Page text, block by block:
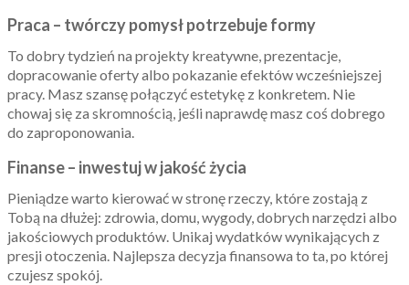
Praca – twórczy pomysł potrzebuje formy
To dobry tydzień na projekty kreatywne, prezentacje,
dopracowanie oferty albo pokazanie efektów wcześniejszej
pracy. Masz szansę połączyć estetykę z konkretem. Nie
chowaj się za skromnością, jeśli naprawdę masz coś dobrego
do zaproponowania.
Finanse – inwestuj w jakość życia
Pieniądze warto kierować w stronę rzeczy, które zostają z
Tobą na dłużej: zdrowia, domu, wygody, dobrych narzędzi albo
jakościowych produktów. Unikaj wydatków wynikających z
presji otoczenia. Najlepsza decyzja finansowa to ta, po której
czujesz spokój.